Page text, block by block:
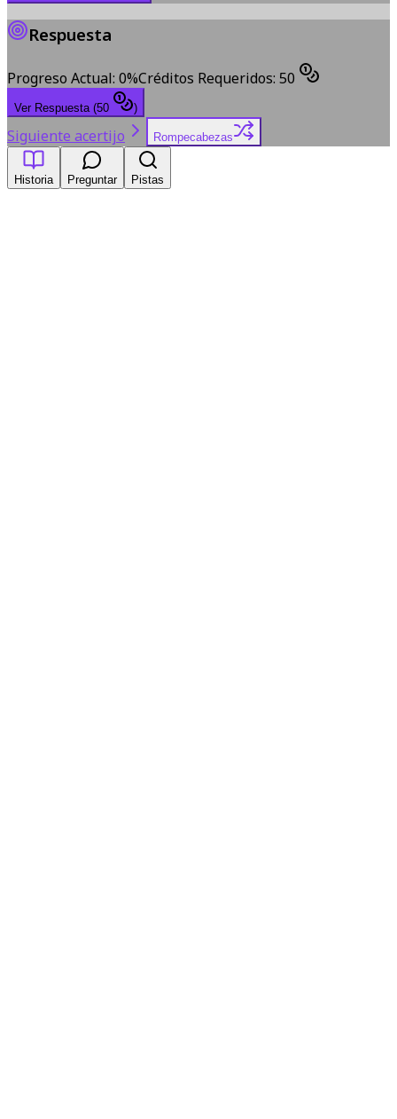
Respuesta
Progreso Actual: 0%Créditos Requeridos: 50
Ver Respuesta (50 )
Siguiente acertijo Rompecabezas
Historia Preguntar Pistas